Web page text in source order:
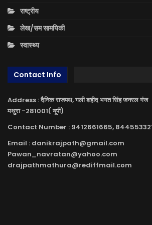
राष्ट्रीय
लेख/सम सामयिकी
स्वास्थ्य
Contact Info
Address : दैनिक राजपथ, गली शहीद भगत सिंह जनरल गंज
मथुरा -281001( यूपी)
Contact Number : 9412661665,
Email : danikrajpath@gmail.com
Pawan_navratan@yahoo.com
drajpathmathura@rediffmail.com